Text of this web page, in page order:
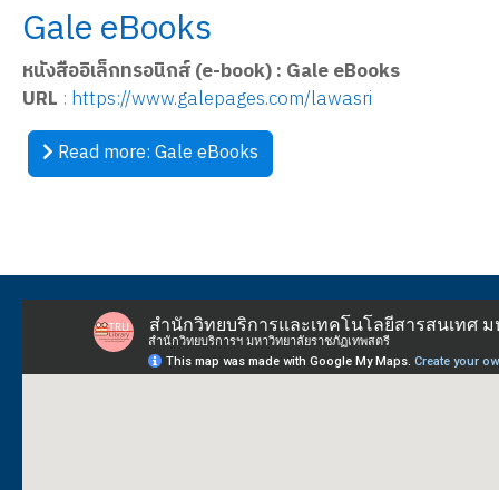
Gale eBooks
หนังสืออิเล็กทรอนิกส์ (e-book) : Gale eBooks
URL : https://www.galepages.com/lawasri
Read more: Gale eBooks